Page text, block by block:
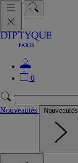
0
Nouveautés Nouveautés